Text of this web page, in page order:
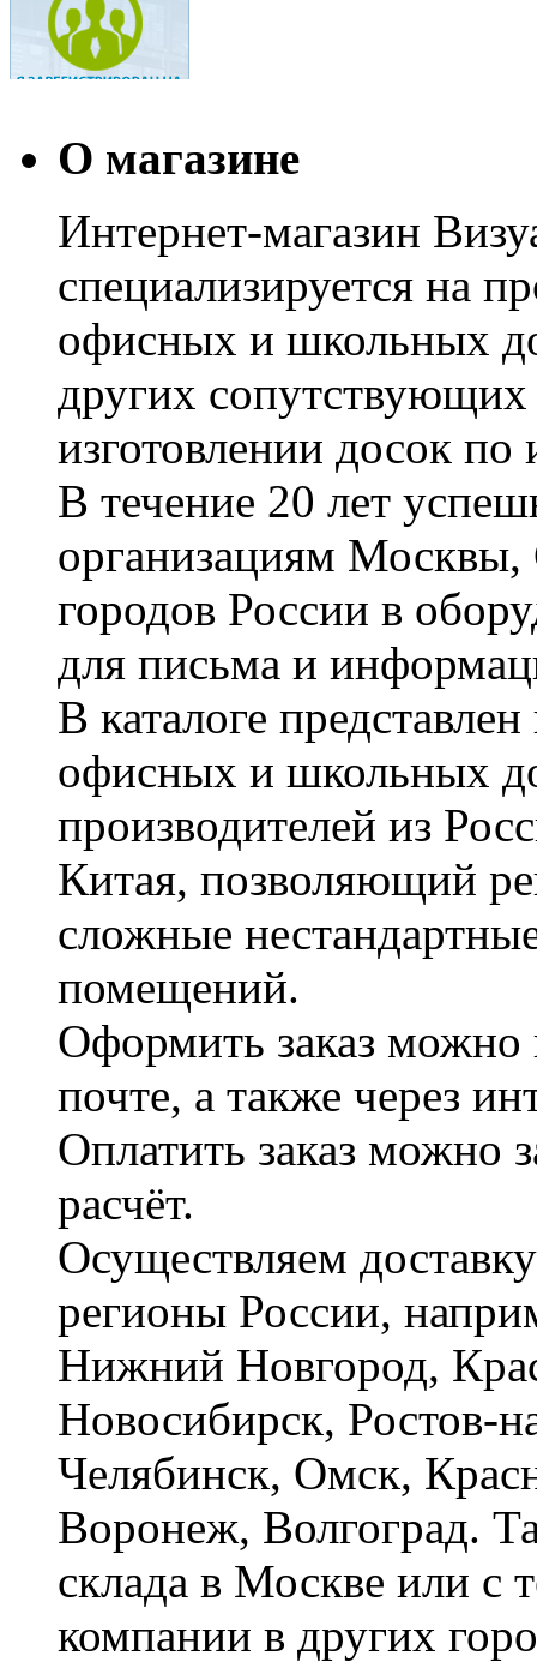
О магазине
Интернет-магазин
специализируется на
офисных и школьных
других сопутствующих
изготовлении досок по
В течение 20 лет
организациям Москвы,
городов России в
для письма и
В каталоге
офисных и школьных
производителей из
Китая, позволяющий
сложные
помещений.
Оформить заказ можно
почте, а также через
Оплатить заказ можно
расчёт.
Осуществляем
регионы России,
Нижний Новгород,
Новосибирск, Ростов-
Челябинск, Омск,
Воронеж, Волгоград.
склада в Москве или с
компании в других